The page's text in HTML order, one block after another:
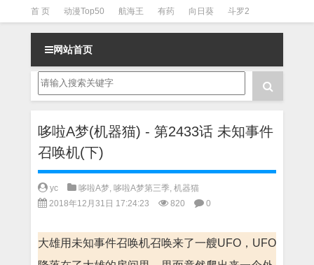
首 页 动漫Top50 航海王 有药 向日葵 斗罗2
斗罗3 火影 一拳超人 柯南 阴阳师 节目清单
网站首页
哆啦A梦(机器猫) - 第2433话 未知事件
召唤机(下)
yc 哆啦A梦, 哆啦A梦第三季, 机器猫
2018年12月31日 17:24:23
820 0
大雄用未知事件召唤机召唤来了一艘UFO，UFO